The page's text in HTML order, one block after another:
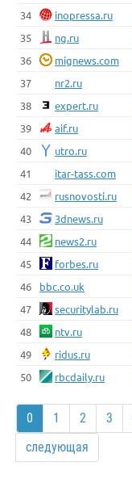
34
inopressa.ru
35
ng.ru
36
mignews.com
37
nr2.ru
38
expert.ru
39
aif.ru
40
utro.ru
41
itar-tass.com
42
rusnovosti.ru
43
3dnews.ru
44
news2.ru
45
forbes.ru
46
bbc.co.uk
47
securitylab.ru
48
ntv.ru
49
ridus.ru
50
rbcdaily.ru
0 1 2 3
следующая